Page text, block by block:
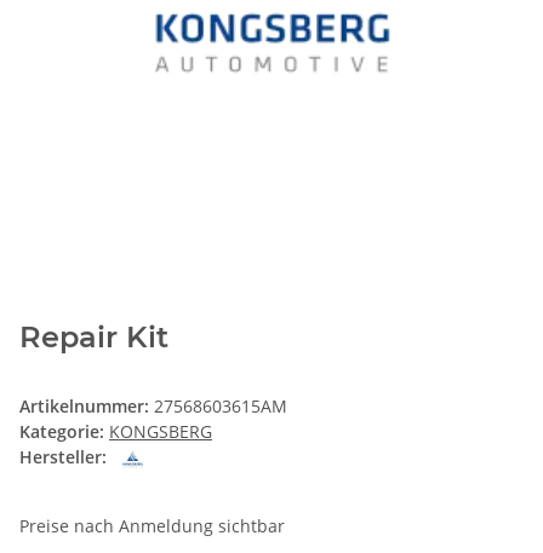
Repair Kit
Artikelnummer: 27568603615AM
Kategorie: KONGSBERG
Hersteller:
Preise nach Anmeldung sichtbar